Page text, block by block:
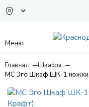
Меню
Главная
Шкафы
МС Эго Шкаф ШК-1 ножки